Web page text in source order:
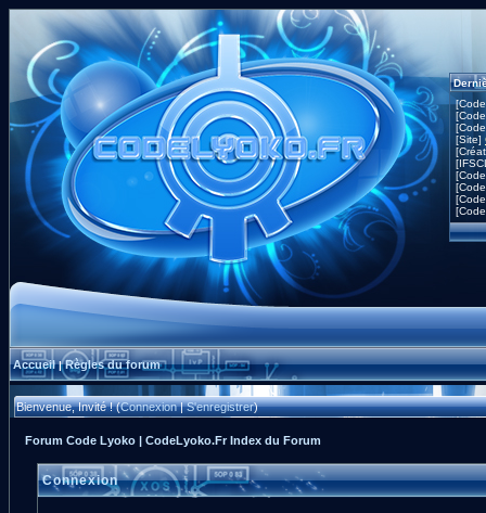
[Site]
Accueil|Règles du forum
Bienvenue, Invité ! (Connexion|S'enregistrer)
Forum Code Lyoko | CodeLyoko.Fr Index du Forum
Connexion